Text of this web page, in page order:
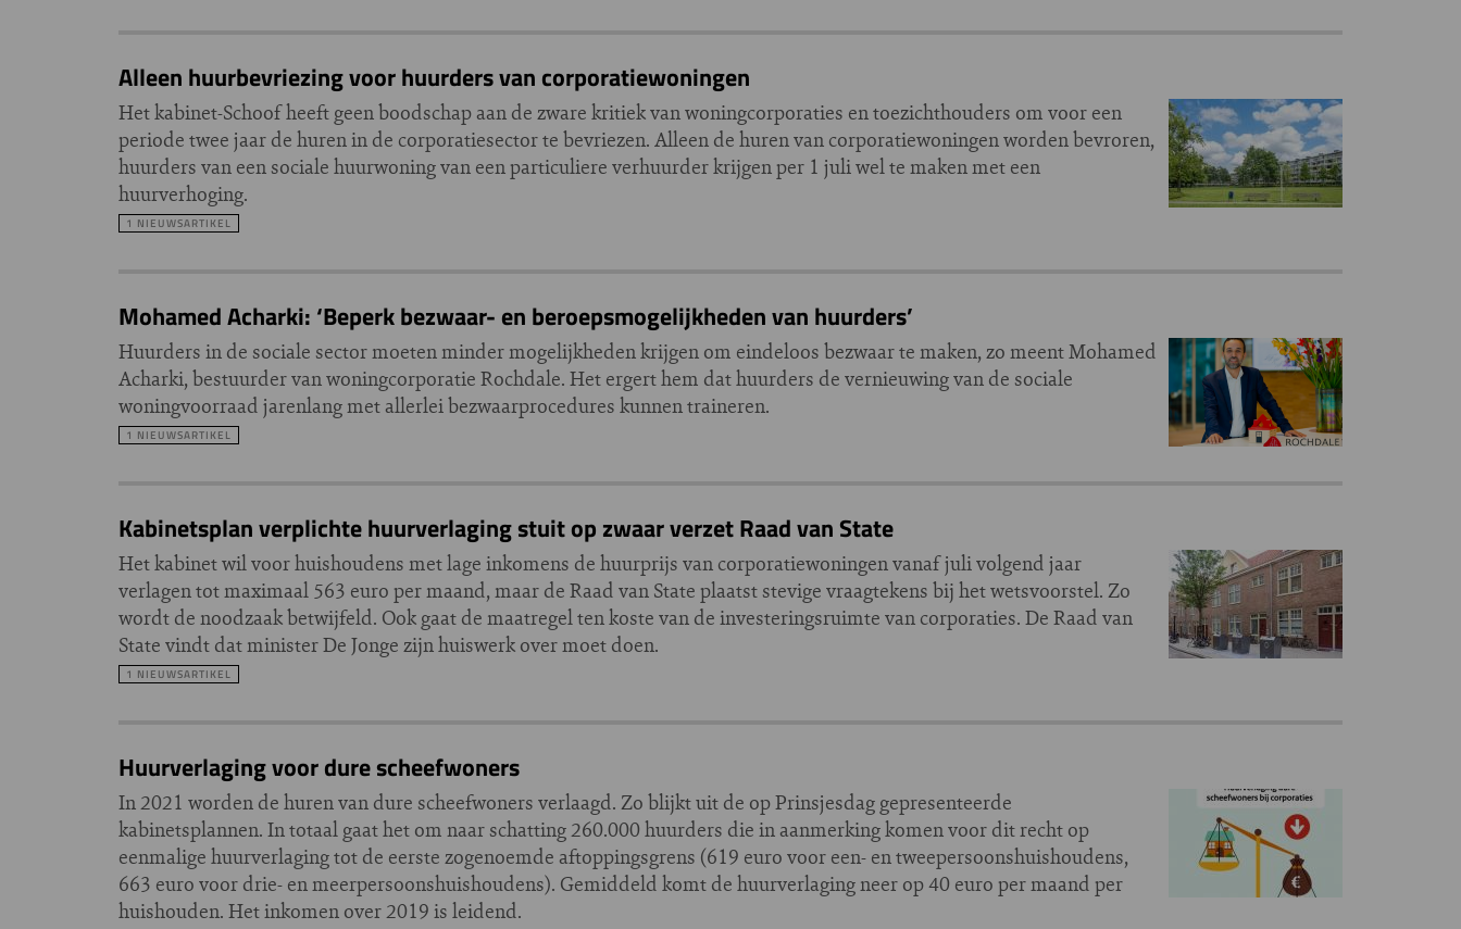
Alleen huurbevriezing voor huurders van corporatiewoningen
Het kabinet-Schoof heeft geen boodschap aan de zware kritiek van woningcorporaties en toezichthouders om voor een
periode twee jaar de huren in de corporatiesector te bevriezen. Alleen de huren van corporatiewoningen worden bevroren,
huurders van een sociale huurwoning van een particuliere verhuurder krijgen per 1 juli wel te maken met een
huurverhoging.
1 NIEUWSARTIKEL
Mohamed Acharki: ‘Beperk bezwaar- en beroepsmogelijkheden van huurders’
Huurders in de sociale sector moeten minder mogelijkheden krijgen om eindeloos bezwaar te maken, zo meent Mohamed
Acharki, bestuurder van woningcorporatie Rochdale. Het ergert hem dat huurders de vernieuwing van de sociale
woningvoorraad jarenlang met allerlei bezwaarprocedures kunnen traineren.
1 NIEUWSARTIKEL
Kabinetsplan verplichte huurverlaging stuit op zwaar verzet Raad van State
Het kabinet wil voor huishoudens met lage inkomens de huurprijs van corporatiewoningen vanaf juli volgend jaar
verlagen tot maximaal 563 euro per maand, maar de Raad van State plaatst stevige vraagtekens bij het wetsvoorstel. Zo
wordt de noodzaak betwijfeld. Ook gaat de maatregel ten koste van de investeringsruimte van corporaties. De Raad van
State vindt dat minister De Jonge zijn huiswerk over moet doen.
1 NIEUWSARTIKEL
Huurverlaging voor dure scheefwoners
In 2021 worden de huren van dure scheefwoners verlaagd. Zo blijkt uit de op Prinsjesdag gepresenteerde
kabinetsplannen. In totaal gaat het om naar schatting 260.000 huurders die in aanmerking komen voor dit recht op
eenmalige huurverlaging tot de eerste zogenoemde aftoppingsgrens (619 euro voor een- en tweepersoonshuishoudens,
663 euro voor drie- en meerpersoonshuishoudens). Gemiddeld komt de huurverlaging neer op 40 euro per maand per
huishouden. Het inkomen over 2019 is leidend.